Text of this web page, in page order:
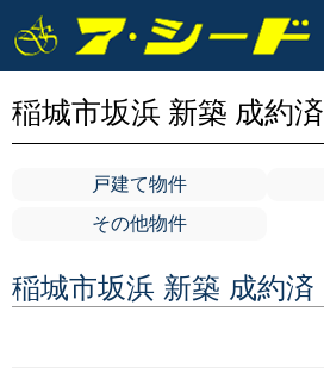
稲城市坂浜 新築 成約済
戸建て物件
その他物件
稲城市坂浜 新築 成約済